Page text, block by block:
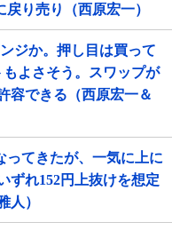
り売り（西原宏一）
ジか。押し目は買って
よさそう。スワップが
容できる（西原宏一＆
ってきたが、一気に上に
ずれ152円上抜けを想定
人）